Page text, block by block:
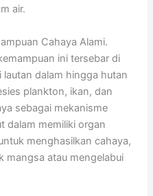
air.
Cahaya Alami.
ini tersebar di
dalam hingga hutan
plankton, ikan, dan
sebagai mekanisme
dalam memiliki organ
menghasilkan cahaya,
mangsa atau mengelabui